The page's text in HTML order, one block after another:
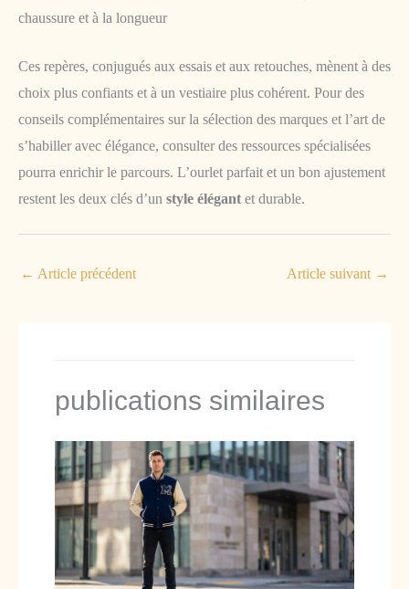
chaussure et à la longueur
Ces repères, conjugués aux essais et aux retouches, mènent à des
choix plus confiants et à un vestiaire plus cohérent. Pour des
conseils complémentaires sur la sélection des marques et l’art de
s’habiller avec élégance, consulter des ressources spécialisées
pourra enrichir le parcours. L’ourlet parfait et un bon ajustement
restent les deux clés d’un style élégant et durable.
← Article précédent Article suivant →
publications similaires